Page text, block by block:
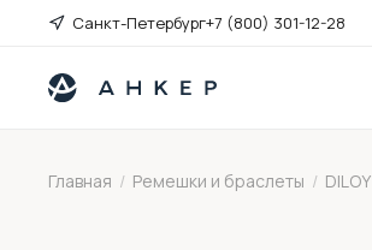
Санкт-Петербург+7 (800) 301-12-28
Главная / Ремешки и браслеты / DILOY